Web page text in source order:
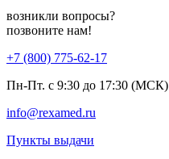
возникли вопросы?
позвоните нам!
+7 (800) 775-62-17
Пн-Пт. с 9:30 до 17:30 (МСК)
info@rexamed.ru
Пункты выдачи